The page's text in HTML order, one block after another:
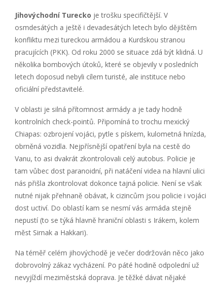
Jihovýchodní Turecko je trošku specifičtější. V
osmdesátých a ještě i devadesátých letech bylo dějištěm
konfliktu mezi tureckou armádou a Kurdskou stranou
pracujících (PKK). Od roku 2000 se situace zdá být klidná. U
několika bombových útoků, které se objevily v posledních
letech doposud nebyli cílem turisté, ale instituce nebo
oficiální představitelé.
V oblasti je silná přítomnost armády a je tady hodně
kontrolních check-pointů. Připomíná to trochu mexický
Chiapas: ozbrojení vojáci, pytle s pískem, kulometná hnízda,
obrněná vozidla. Nejpřísnější opatření byla na cestě do
Vanu, to asi dvakrát zkontrolovali celý autobus. Policie je
tam vůbec dost paranoidní, při natáčení videa na hlavní ulici
nás přišla zkontrolovat dokonce tajná policie. Není se však
nutné nijak přehnaně obávat, k cizincům jsou policie i vojáci
dost uctiví. Do oblastí kam se nesmí vás armáda stejně
nepustí (to se týká hlavně hraniční oblasti s Irákem, kolem
měst Sirnak a Hakkari).
Na téměř celém jihovýchodě je večer dodržován něco jako
dobrovolný zákaz vycházení. Po páté hodině odpolední už
nevyjíždí meziměstská doprava. Je těžké dávat nějaké